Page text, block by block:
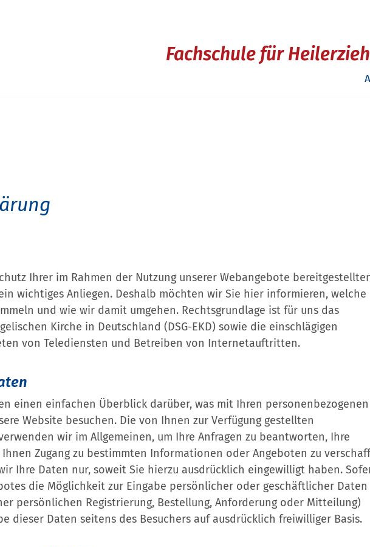
Fachschule für
Ihrer im Rahmen der Nutzung unserer Webangebote
wichtiges Anliegen. Deshalb möchten wir Sie hier informieren, welche
und wie wir damit umgehen. Rechtsgrundlage ist für uns das
Kirche in Deutschland (DSG-EKD) sowie die einschlägigen
von Telediensten und Betreiben von Internetauftritten.
einen einfachen Überblick darüber, was mit Ihren personenbezogenen
Website besuchen. Die von Ihnen zur Verfügung gestellten
wir im Allgemeinen, um Ihre Anfragen zu beantworten, Ihre
Zugang zu bestimmten Informationen oder Angeboten zu
Ihre Daten nur, soweit Sie hierzu ausdrücklich eingewilligt haben.
die Möglichkeit zur Eingabe persönlicher oder geschäftlicher Daten
persönlichen Registrierung, Bestellung, Anforderung oder Mitteilung)
dieser Daten seitens des Besuchers auf ausdrücklich freiwilliger Basis.